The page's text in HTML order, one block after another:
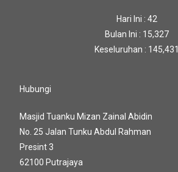
Hari Ini : 42
Bulan Ini : 15,327
Keseluruhan : 145,431
Hubungi
Masjid Tuanku Mizan Zainal Abidin
No. 25 Jalan Tunku Abdul Rahman
Presint 3
62100 Putrajaya